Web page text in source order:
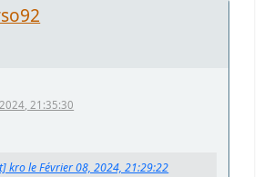
21:35:30
kro le Février 08, 2024, 21:29:22